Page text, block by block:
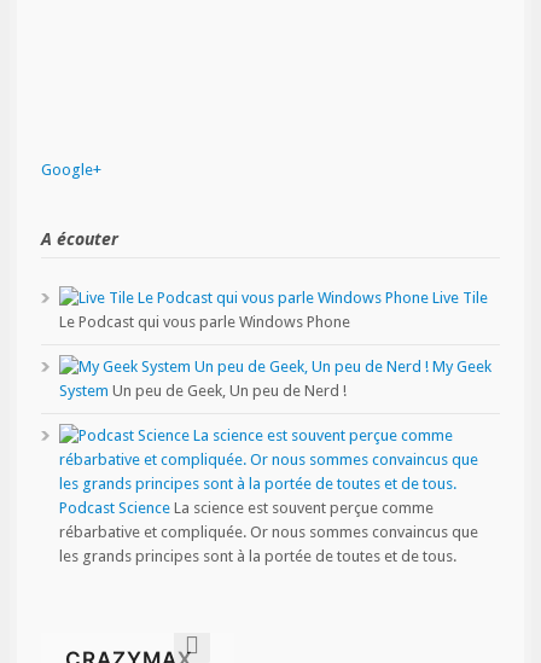
Google+
A écouter
Live Tile
Le Podcast qui vous parle Windows Phone
My Geek
System Un peu de Geek, Un peu de Nerd !
Podcast Science La science est souvent perçue comme
rébarbative et compliquée. Or nous sommes convaincus que
les grands principes sont à la portée de toutes et de tous.